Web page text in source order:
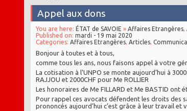
Appel aux dons
You are here: ÉTAT de SAVOIE » Affaires Etrangères,
Published on: mardi - 19 mai 2020
Categories: Affaires Etrangères, Articles,
Bonjour à toutes et à tous,
comme tous les ans, nous faisons appel à votre
La cotisation à l’UNPO se monte aujourd’hui à
RAJJOU et 2000CHF pour Me ROLLIER
Les honoraires de Me FILLARD et Me BASTID ont
Pour rappel ces avocats défendent les droits des
prononcés aujourd’hui c’est grâce à leur travail et